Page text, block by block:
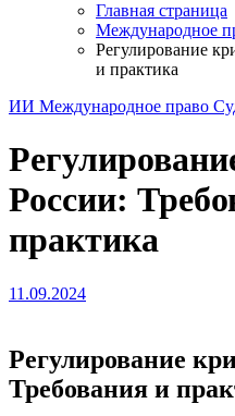
Главная страница
Международное
Регулирование
и практика
ИИ Международное право
России:
практика
11.09.2024
Регулирование
Требования и